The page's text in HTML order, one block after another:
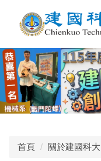
要
內
容
區
首頁 關於建國科大